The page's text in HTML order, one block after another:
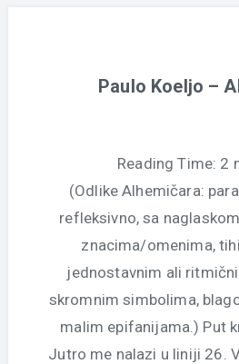
Paulo Koeljo –
Reading Time: 2
(Odlike Alhemičara:
refleksivno, sa
znacima/omenima,
jednostavnim ali
skromnim simbolima,
malim epifanijama.) Put
Jutro me nalazi u liniji 26.